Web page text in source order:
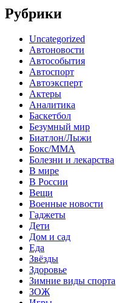
Рубрики
Uncategorized
Автоновости
Автособытия
Автоспорт
Автоэксперт
Актеры
Аналитика
Баскетбол
Безумный мир
Биатлон/Лыжи
Бокс/MMA
Болезни и лекарства
В мире
В России
Вещи
Военные новости
Гаджеты
Дети
Дом и сад
Еда
Звёзды
Здоровье
Зимние виды спорта
ЗОЖ